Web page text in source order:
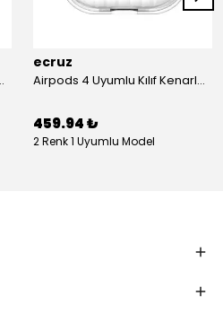
Ecruz Airbag 40 Uyumlu Kılıf
ecruz
Airpods 4 Uyumlu Kılıf Kenarları Renkli Şeffaf Dilimli Silikon Ecruz Airbag 40 Uyumlu Kılıf
459.94 ₺
2 Renk 1 Uyumlu Model